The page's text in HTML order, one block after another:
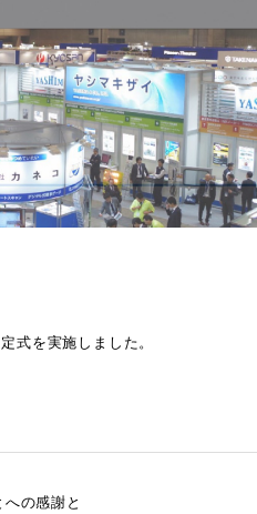
式を実施しました。
の感謝と